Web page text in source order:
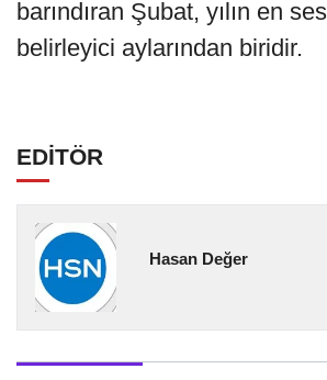
barındıran Şubat, yılın en
belirleyici aylarından biridir.
EDİTÖR
Hasan Değer